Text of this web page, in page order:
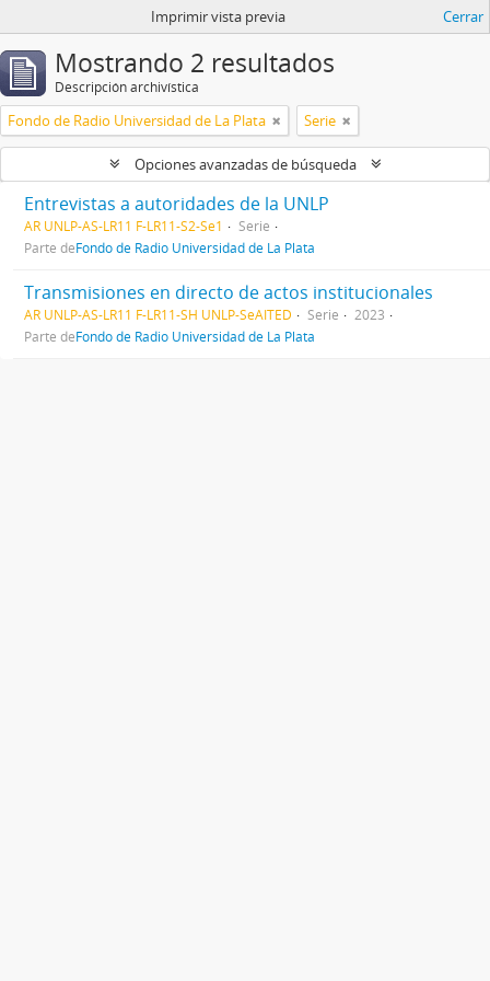
Imprimir vista previa Cerrar
Mostrando 2 resultados
Descripción archivística
Fondo de Radio Universidad de La Plata Serie
Opciones avanzadas de búsqueda
Entrevistas a autoridades de la UNLP
AR UNLP-AS-LR11 F-LR11-S2-Se1
Serie
Parte deFondo de Radio Universidad de La Plata
Transmisiones en directo de actos institucionales
AR UNLP-AS-LR11 F-LR11-SH UNLP-SeAITED Serie
2023
Parte deFondo de Radio Universidad de La Plata